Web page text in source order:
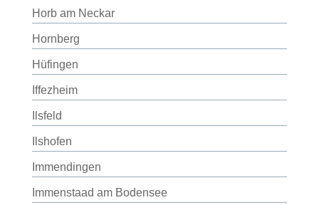
Horb am Neckar
Hornberg
Hüfingen
Iffezheim
Ilsfeld
Ilshofen
Immendingen
Immenstaad am Bodensee